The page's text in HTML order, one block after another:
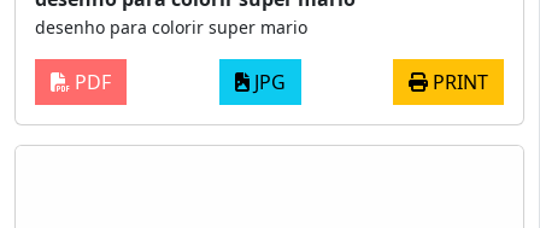
desenho para colorir super mario
PDF JPG PRINT